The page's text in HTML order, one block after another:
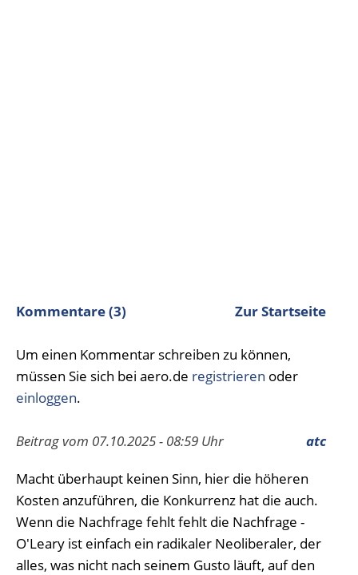
Kommentare (3) Zur Startseite
Um einen Kommentar schreiben zu können,
müssen Sie sich bei aero.de registrieren oder
einloggen.
Beitrag vom 07.10.2025 - 08:59 Uhr atc
Macht überhaupt keinen Sinn, hier die höheren
Kosten anzuführen, die Konkurrenz hat die auch.
Wenn die Nachfrage fehlt fehlt die Nachfrage -
O'Leary ist einfach ein radikaler Neoliberaler, der
alles, was nicht nach seinem Gusto läuft, auf den